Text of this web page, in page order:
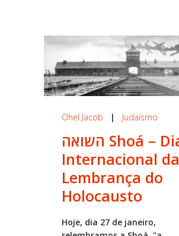
Ohel Jacob | Judaísmo
השואה Shoá – Dia
Internacional da
Lembrança do
Holocausto
Hoje, dia 27 de janeiro,